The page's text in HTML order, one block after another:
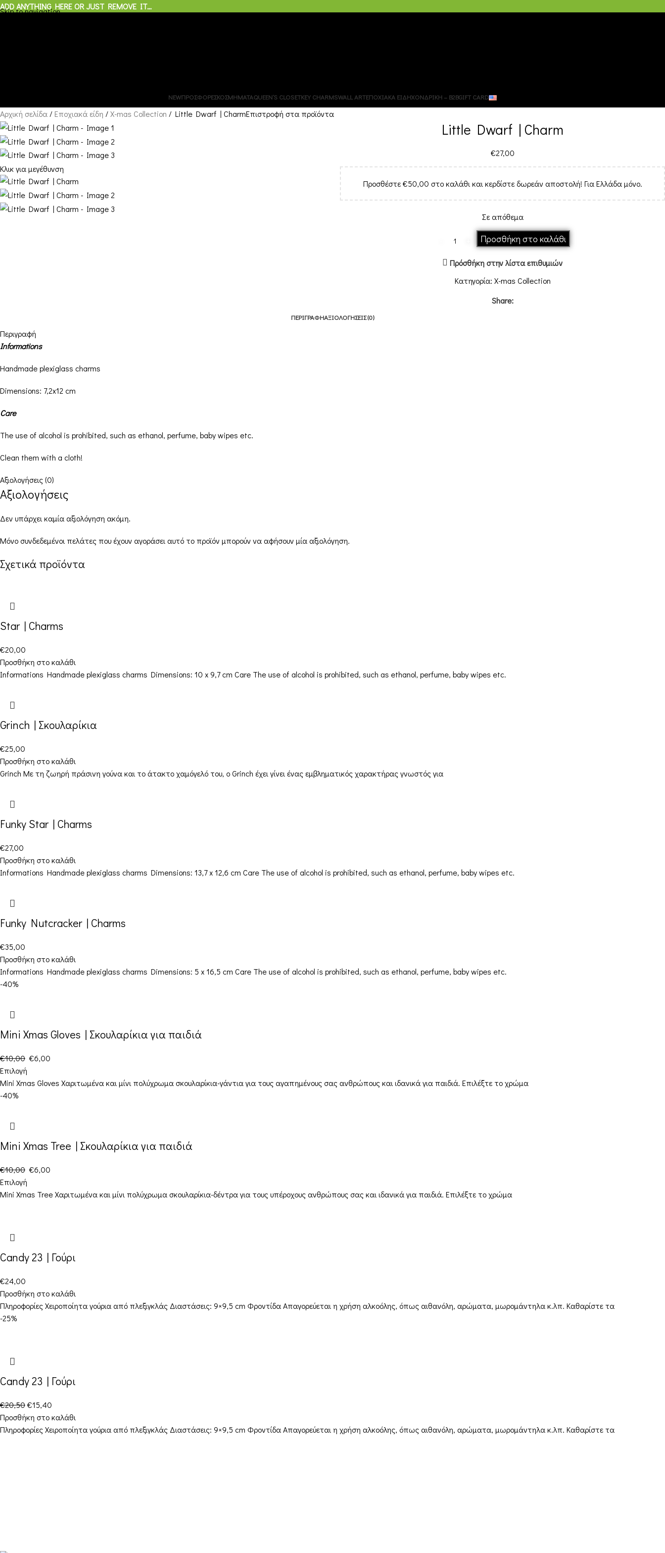
Skip to navigation
ADD ANYTHING HERE OR JUST REMOVE IT…
NEWΠΡΟΣΦΟΡΕΣΚΟΣΜΗΜΑΤΑQUEEN’S CLOSETKEY CHARMSWALL ARTΕΠΟΧΙΑΚΑ ΕΙΔΗΧΟΝΔΡΙΚΗ – B2BGIFT CARD
Αρχική σελίδα Εποχιακά είδη X-mas Collection Little Dwarf | CharmΕπιστροφή στα προϊόντα
Κλικ για μεγέθυνση
Little Dwarf | Charm
€27,00
Προσθέστε€50,00 στο καλάθι και κερδίστε δωρεάν αποστολή! Για Ελλάδα μόνο.
Σε απόθεμα
Προσθήκη στο καλάθι
Πρόσθήκη στην λίστα επιθυμιών
Κατηγορία: X-mas Collection
Share:
ΠΕΡΙΓΡΑΦΉΑΞΙΟΛΟΓΉΣΕΙΣ (0)
Περιγραφή
Informations
Handmade plexiglass charms
Dimensions: 7,2x12 cm
Care
The use of alcohol is prohibited, such as ethanol, perfume, baby wipes etc.
Clean them with a cloth!
Αξιολογήσεις (0)
Αξιολογήσεις
Δεν υπάρχει καμία αξιολόγηση ακόμη.
Μόνο συνδεδεμένοι πελάτες που έχουν αγοράσει αυτό το προϊόν μπορούν να αφήσουν μία αξιολόγηση.
Σχετικά προϊόντα
Star | Charms
€20,00
Προσθήκη στο καλάθι
Informations Handmade plexiglass charms Dimensions: 10 x 9,7 cm Care The use of alcohol is prohibited, such as ethanol, perfume, baby wipes etc.
Grinch | Σκουλαρίκια
€25,00
Προσθήκη στο καλάθι
Grinch Με τη ζωηρή πράσινη γούνα και το άτακτο χαμόγελό του, ο Grinch έχει γίνει ένας εμβληματικός χαρακτήρας γνωστός για
Funky Star | Charms
€27,00
Προσθήκη στο καλάθι
Informations Handmade plexiglass charms Dimensions: 13,7 x 12,6 cm Care The use of alcohol is prohibited, such as ethanol, perfume, baby wipes etc.
Funky Nutcracker | Charms
€35,00
Προσθήκη στο καλάθι
Informations Handmade plexiglass charms Dimensions: 5 x 16,5 cm Care The use of alcohol is prohibited, such as ethanol, perfume, baby wipes etc.
-40%
Mini Xmas Gloves | Σκουλαρίκια για παιδιά
€10,00 €6,00
Επιλογή
Mini Xmas Gloves Χαριτωμένα και μίνι πολύχρωμα σκουλαρίκια-γάντια για τους αγαπημένους σας ανθρώπους και ιδανικά για παιδιά. Επιλέξτε το χρώμα
-40%
Mini Xmas Tree | Σκουλαρίκια για παιδιά
€10,00 €6,00
Επιλογή
Mini Xmas Tree Χαριτωμένα και μίνι πολύχρωμα σκουλαρίκια-δέντρα για τους υπέροχους ανθρώπους σας και ιδανικά για παιδιά. Επιλέξτε το χρώμα
Candy 23 | Γούρι
€24,00
Προσθήκη στο καλάθι
Πληροφορίες Χειροποίητα γούρια από πλεξιγκλάς Διαστάσεις: 9×9,5 cm Φροντίδα Απαγορεύεται η χρήση αλκοόλης, όπως αιθανόλη, αρώματα, μωρομάντηλα κ.λπ. Καθαρίστε τα
-25%
Candy 23 | Γούρι
€20,50€15,40
Προσθήκη στο καλάθι
Πληροφορίες Χειροποίητα γούρια από πλεξιγκλάς Διαστάσεις: 9×9,5 cm Φροντίδα Απαγορεύεται η χρήση αλκοόλης, όπως αιθανόλη, αρώματα, μωρομάντηλα κ.λπ. Καθαρίστε τα